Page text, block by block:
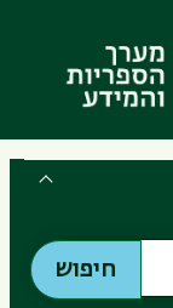
חיפוש